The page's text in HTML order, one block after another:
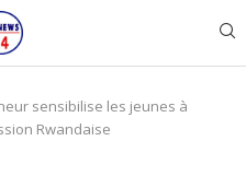
sensibilise les jeunes à
Rwandaise